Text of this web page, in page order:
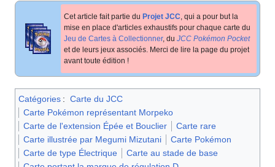
Cet article fait partie du Projet JCC, qui a pour but la
mise en place d'articles exhaustifs pour chaque carte du
Jeu de Cartes à Collectionner, du JCC Pokémon Pocket
et de leurs jeux associés. Merci de lire la page du projet
avant toute édition !
Catégories : Carte du JCC
Carte Pokémon représentant Morpeko
Carte de l'extension Épée et Bouclier
Carte rare
Carte illustrée par Megumi Mizutani
Carte Pokémon
Carte de type Électrique
Carte au stade de base